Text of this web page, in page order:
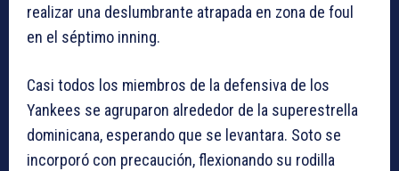
realizar una deslumbrante atrapada en zona de foul
en el séptimo inning.
Casi todos los miembros de la defensiva de los
Yankees se agruparon alrededor de la superestrella
dominicana, esperando que se levantara. Soto se
incorporó con precaución, flexionando su rodilla